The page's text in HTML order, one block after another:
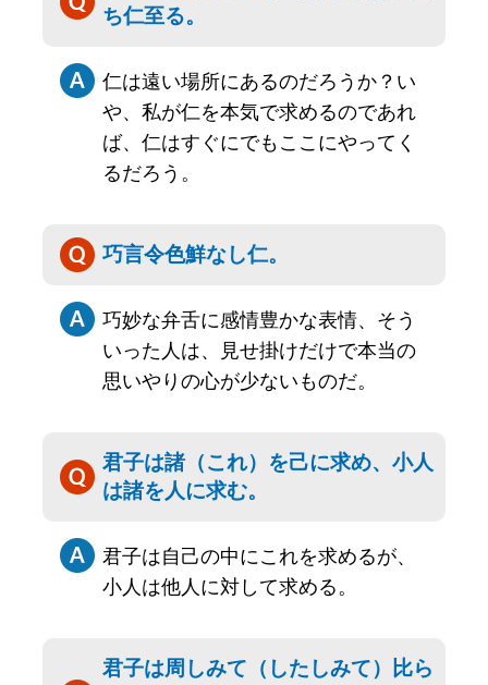
ち仁至る。
仁は遠い場所にあるのだろうか？い
や、私が仁を本気で求めるのであれ
ば、仁はすぐにでもここにやってく
るだろう。
巧言令色鮮なし仁。
巧妙な弁舌に感情豊かな表情、そう
いった人は、見せ掛けだけで本当の
思いやりの心が少ないものだ。
君子は諸（これ）を己に求め、小人
は諸を人に求む。
君子は自己の中にこれを求めるが、
小人は他人に対して求める。
君子は周しみて（したしみて）比ら